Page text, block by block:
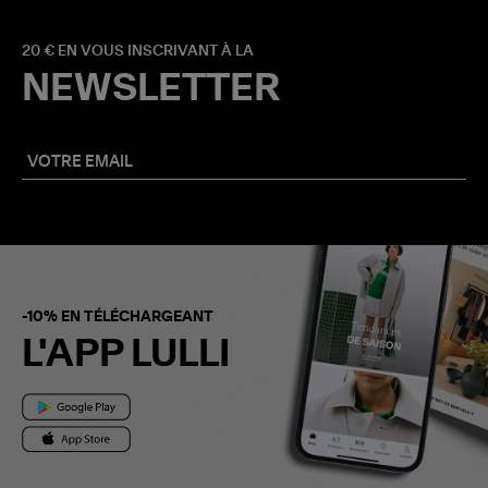
20 € EN VOUS INSCRIVANT À LA
NEWSLETTER
-10% EN TÉLÉCHARGEANT
L'APP LULLI